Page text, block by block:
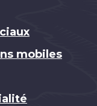
mobiles